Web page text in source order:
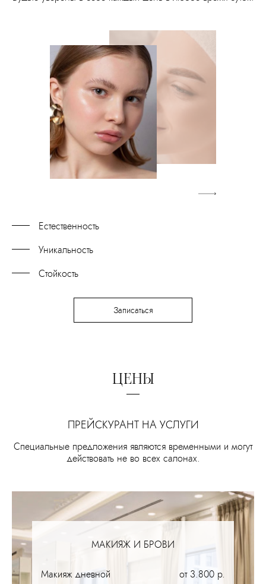
Естественность
Уникальность
Стойкость
Записаться
ЦЕНЫ
ПРЕЙСКУРАНТ НА УСЛУГИ
Специальные предложения являются временными и могут
действовать не во всех салонах.
МАКИЯЖ И БРОВИ
Макияж дневной
от 3.800 р.